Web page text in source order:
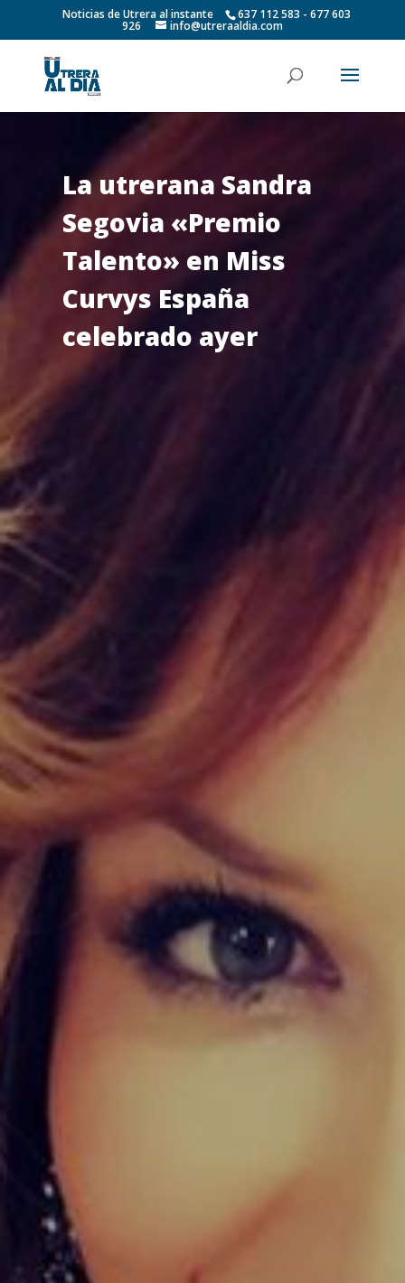
Noticias de Utrera al instante 637 112 583 - 677 603
926 info@utreraaldia.com
La utrerana Sandra
Segovia «Premio
Talento» en Miss
Curvys España
celebrado ayer